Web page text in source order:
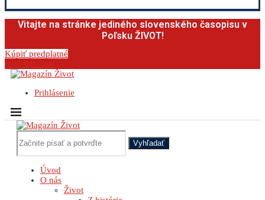
Vitajte na stránke jediného slovenského časopisu v
Poľsku ŽIVOT!
Kúpiť predplatné
Prihlásenie
Vyhľadať
Úvod
O nás
Život